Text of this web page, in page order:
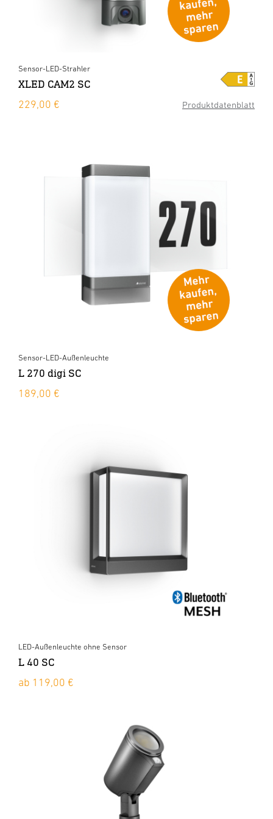
Produktdatenblatt
Sensor-LED-Strahler
XLED CAM2 SC
229,00 €
Sensor-LED-Außenleuchte
L 270 digi SC
189,00 €
LED-Außenleuchte ohne Sensor
L 40 SC
ab 119,00 €